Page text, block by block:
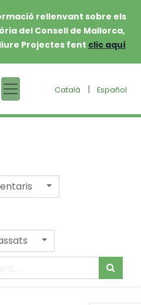
rellenvant sobre els
del Consell de Mallorca,
Projectes fent clic aquí
Català | Español